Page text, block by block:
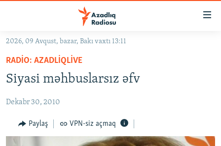
Əsas
qayıt
Əsas
naviqasiyaya
qayıt
GÜNDƏM
KORRUPSIOMETR
#ƏSLINDƏ
FƏRQƏ BAX
QANUNI DOĞRU
2026, 09 Avqust, bazar, Bakı vaxtı 13:11
RADIO: AZADLIQLIVE
Siyasi məhbuslarsız əfv
Dekabr 30, 2010
Paylaş VPN-siz açmaq